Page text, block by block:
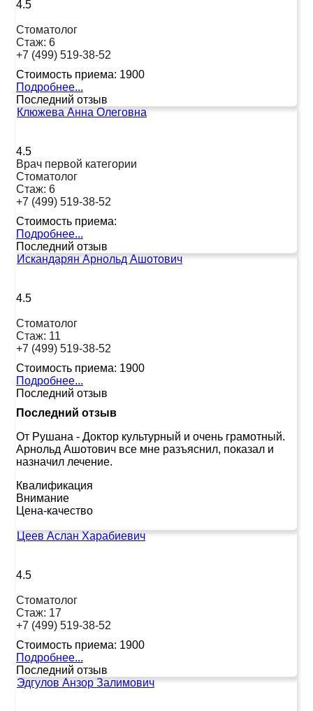
4.5
Стоматолог
Стаж: 6
+7 (499) 519-38-52
Стоимость приема: 1900
Подробнее...
Последний отзыв
Клюжева Анна Олеговна
4.5
Врач первой категории
Стоматолог
Стаж: 6
+7 (499) 519-38-52
Стоимость приема:
Подробнее...
Последний отзыв
Искандарян Арнольд Ашотович
4.5
Стоматолог
Стаж: 11
+7 (499) 519-38-52
Стоимость приема: 1900
Подробнее...
Последний отзыв
Последний отзыв
От Рушана - Доктор культурный и очень грамотный.
Арнольд Ашотович все мне разъяснил, показал и
назначил лечение.
Квалификация
Внимание
Цена-качество
Цеев Аслан Харабиевич
4.5
Стоматолог
Стаж: 17
+7 (499) 519-38-52
Стоимость приема: 1900
Подробнее...
Последний отзыв
Эдгулов Анзор Залимович